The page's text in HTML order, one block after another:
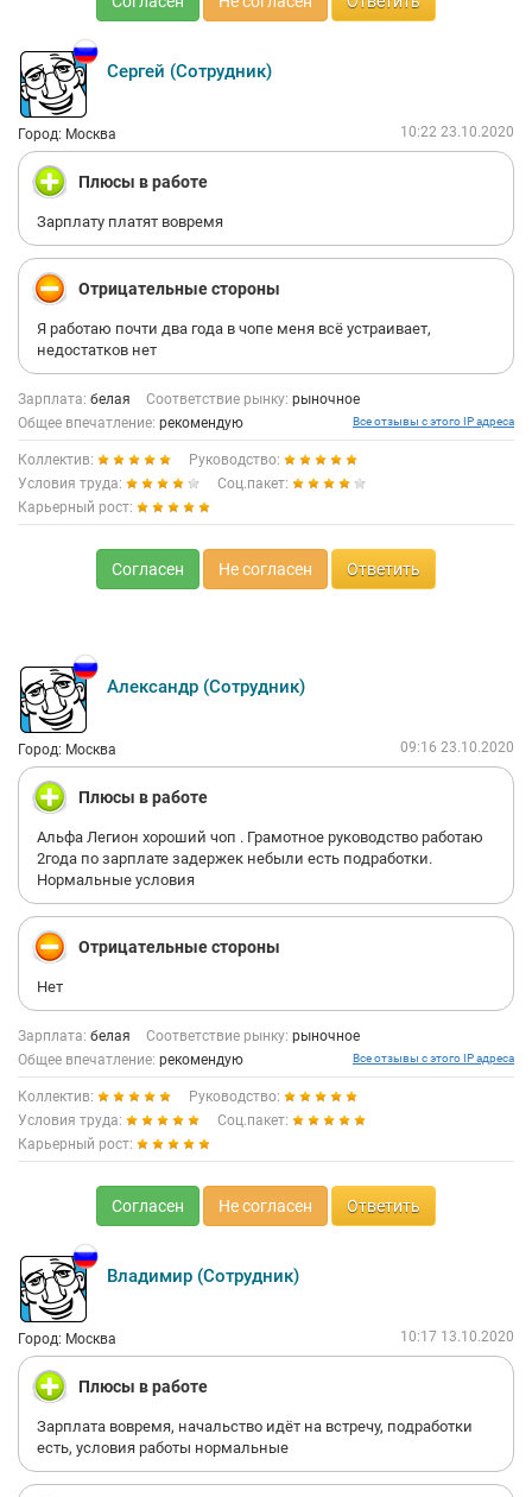
Сергей (Сотрудник)
Город: Москва 10:22 23.10.2020
Плюсы в работе
Зарплату платят вовремя
Отрицательные стороны
Я работаю почти два года в чопе меня всё устраивает,
недостатков нет
Зарплата: белая Соответствие рынку: рыночное
Общее впечатление: рекомендую Все отзывы с этого IP адреса
Коллектив:
Руководство:
Условия труда:
Соц.пакет:
Карьерный рост:
Согласен Не согласен Ответить
Александр (Сотрудник)
Город: Москва 09:16 23.10.2020
Плюсы в работе
Альфа Легион хороший чоп . Грамотное руководство работаю
2года по зарплате задержек небыли есть подработки.
Нормальные условия
Отрицательные стороны
Нет
Зарплата: белая Соответствие рынку: рыночное
Общее впечатление: рекомендую Все отзывы с этого IP адреса
Коллектив:
Руководство:
Условия труда:
Соц.пакет:
Карьерный рост:
Согласен Не согласен Ответить
Владимир (Сотрудник)
Город: Москва 10:17 13.10.2020
Плюсы в работе
Зарплата вовремя, начальство идёт на встречу, подработки
есть, условия работы нормальные